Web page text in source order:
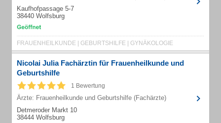
Kaufhofpassage 5-7
38440 Wolfsburg
FRAUENHEILKUNDE | GEBURTSHILFE | GYNÄKOLOGIE
Nicolai Julia Fachärztin für Frauenheilkunde und
Geburtshilfe
1 Bewertung
Ärzte: Frauenheilkunde und Geburtshilfe (Fachärzte)
Detmeroder Markt 10
38444 Wolfsburg